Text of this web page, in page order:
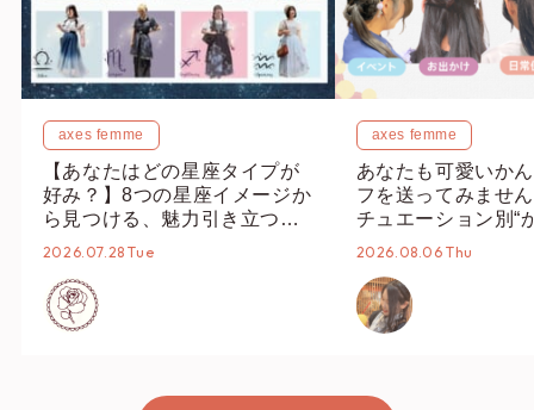
axes femme
【あなたはどの星座タイプが
好み？】8つの星座イメージか
ら見つける、魅力引き立つス
タイリング♡
2026.07.28 Tue
axes femme
あなたも可愛いか
フを送ってみませ
チュエーション別“
オススメ【ショッ
2026.08.06 Thu